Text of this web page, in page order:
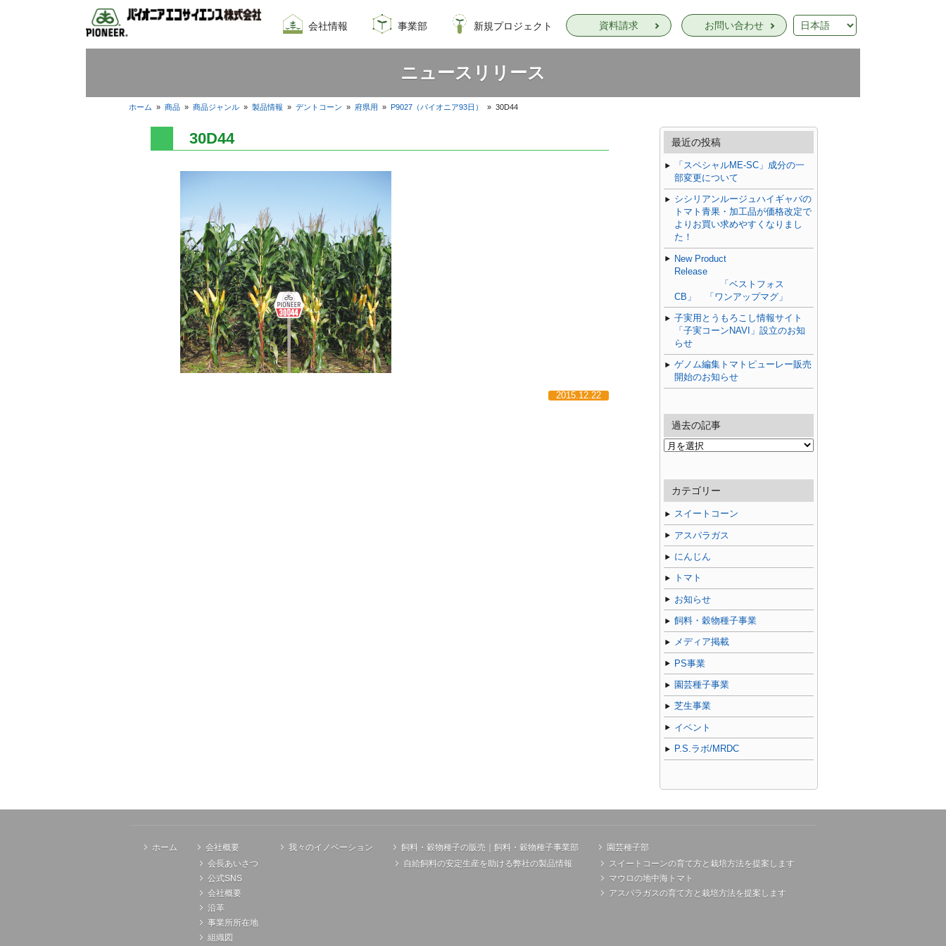
会社情報
会社概要
我々のイノベーション
採用情報
事業部
飼料・穀物種子事業部
園芸種子部
芝生事業部
新規プロジェクト
サナテックシード
青空トマト学園
公式オンラインショップ
PsEco
子実コーンNAVI
資料請求 お問い合わせ
ニュースリリース
ホーム »商品 »商品ジャンル »製品情報 »デントコーン » 府県用 »P9027（パイオニア93日） »30D44
30D44
2015.12.22
最近の投稿
「スペシャルME-SC」成分の一
部変更について
シシリアンルージュハイギャバの
トマト青果・加工品が価格改定で
よりお買い求めやすくなりまし
た！
New Product
Release
「ベストフォス
CB」 「ワンアップマグ」
子実用とうもろこし情報サイト
「子実コーンNAVI」設立のお知
らせ
ゲノム編集トマトピューレー販売
開始のお知らせ
過去の記事
過
記
事
カテゴリー
スイートコーン
アスパラガス
にんじん
トマト
お知らせ
飼料・穀物種子事業
メディア掲載
PS事業
園芸種子事業
芝生事業
イベント
P.S.ラボ/MRDC
ホーム
会社概要
会長あいさつ
公式SNS
会社概要
沿革
事業所所在地
組織図
我々のイノベーション
飼料・穀物種子の販売｜飼料・穀物種子事業部
自給飼料の安定生産を助ける弊社の製品情報
園芸種子部
スイートコーンの育て方と栽培方法を提案します
マウロの地中海トマト
アスパラガスの育て方と栽培方法を提案します